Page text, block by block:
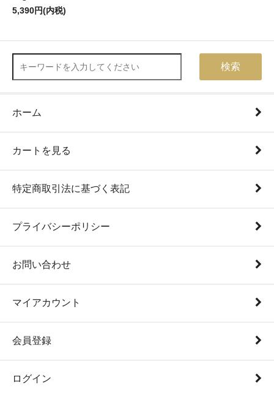
5,390円(内税)
検索
ホーム
カートを見る
特定商取引法に基づく表記
プライバシーポリシー
お問い合わせ
マイアカウント
会員登録
ログイン